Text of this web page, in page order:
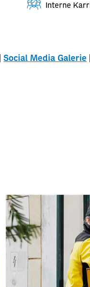
Interne
| Social Media Galerie